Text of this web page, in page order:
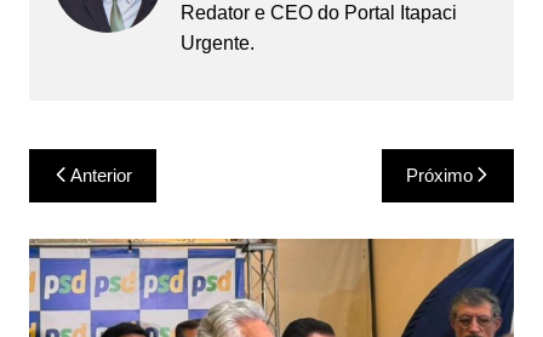
Redator e CEO do Portal Itapaci
Urgente.
Navegação
de
Post
Anterior Próximo